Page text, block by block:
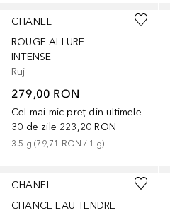
CHANEL
ROUGE ALLURE
INTENSE
Ruj
279,00 RON
Cel mai mic preț din ultimele
30 de zile 223,20 RON
3.5 g (79,71 RON / 1 g)
CHANEL
CHANCE EAU TENDRE